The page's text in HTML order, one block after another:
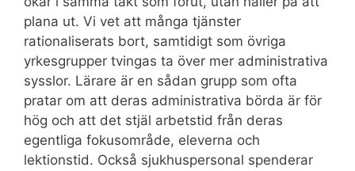
plana ut. Vi vet att många tjänster
rationaliserats bort, samtidigt som övriga
yrkesgrupper tvingas ta över mer administrativa
sysslor. Lärare är en sådan grupp som ofta
pratar om att deras administrativa börda är för
hög och att det stjäl arbetstid från deras
egentliga fokusområde, eleverna och
lektionstid. Också sjukhuspersonal spenderar